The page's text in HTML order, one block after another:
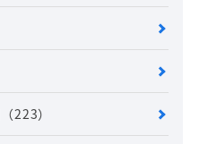
（223）